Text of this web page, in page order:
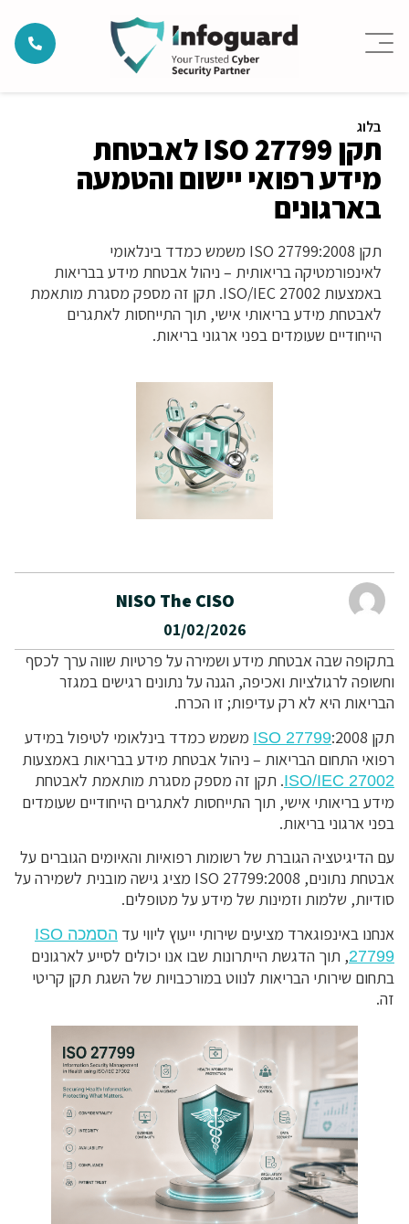
בלוג
תקן ISO 27799 לאבטחת
מידע רפואי יישום והטמעה
בארגונים
תקן ISO 27799:2008 משמש כמדד בינלאומי
לאינפורמטיקה בריאותית – ניהול אבטחת מידע בבריאות
באמצעות ISO/IEC 27002. תקן זה מספק מסגרת מותאמת
לאבטחת מידע בריאותי אישי, תוך התייחסות לאתגרים
הייחודיים שעומדים בפני ארגוני בריאות.
NISO The CISO
01/02/2026
בתקופה שבה אבטחת מידע ושמירה על פרטיות שווה ערך לכסף
וחשופה לרגולציות ואכיפה, הגנה על נתונים רגישים במגזר
הבריאות היא לא רק עדיפות; זו הכרח.
תקן
ISO 27799 :2008 משמש כמדד בינלאומי לטיפול במידע
רפואי התחום הבריאות – ניהול אבטחת מידע בבריאות באמצעות
ISO/IEC 27002. תקן זה מספק מסגרת מותאמת לאבטחת
מידע בריאותי אישי, תוך התייחסות לאתגרים הייחודיים שעומדים
בפני ארגוני בריאות.
עם הדיגיטציה הגוברת של רשומות רפואיות והאיומים הגוברים על
אבטחת נתונים, ISO 27799:2008 מציג גישה מובנית לשמירה על
סודיות, שלמות וזמינות של מידע על מטופלים.
אנחנו באינפוגארד מציעים שירותי ייעוץ ליווי עד
הסמכה ISO
27799, תוך הדגשת הייתרונות שבו אנו יכולים לסייע לארגונים
בתחום שירותי הבריאות לנווט במורכבויות של השגת תקן קריטי
זה.